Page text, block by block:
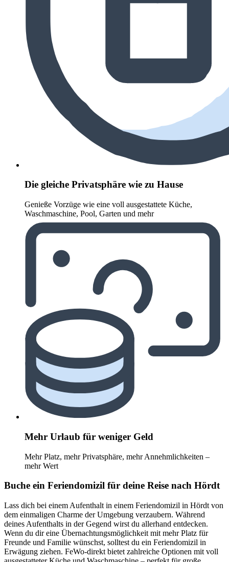
Die gleiche Privatsphäre wie zu Hause
Genieße Vorzüge wie eine voll ausgestattete Küche,
Waschmaschine, Pool, Garten und mehr
Mehr Urlaub für weniger Geld
Mehr Platz, mehr Privatsphäre, mehr Annehmlichkeiten –
mehr Wert
Buche ein Feriendomizil für deine Reise nach Hördt
Lass dich bei einem Aufenthalt in einem Feriendomizil in Hördt von
dem einmaligen Charme der Umgebung verzaubern. Während
deines Aufenthalts in der Gegend wirst du allerhand entdecken.
Wenn du dir eine Übernachtungsmöglichkeit mit mehr Platz für
Freunde und Familie wünschst, solltest du ein Feriendomizil in
Erwägung ziehen. FeWo-direkt bietet zahlreiche Optionen mit voll